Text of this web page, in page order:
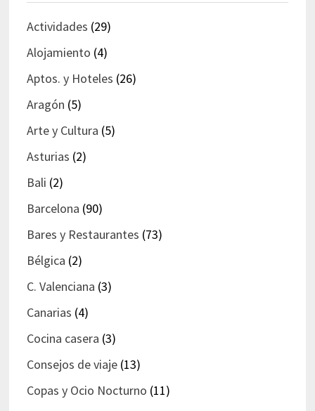
Actividades (29)
Alojamiento (4)
Aptos. y Hoteles (26)
Aragón (5)
Arte y Cultura (5)
Asturias (2)
Bali (2)
Barcelona (90)
Bares y Restaurantes (73)
Bélgica (2)
C. Valenciana (3)
Canarias (4)
Cocina casera (3)
Consejos de viaje(13)
Copas y Ocio Nocturno (11)